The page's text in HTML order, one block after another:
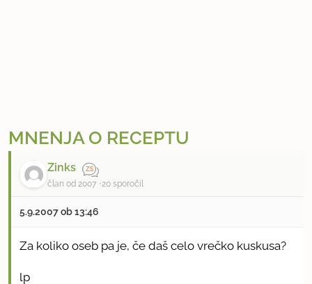
MNENJA O RECEPTU
Zinks
član od 2007 20 sporočil
5.9.2007 ob 13:46
Za koliko oseb pa je, če daš celo vrečko kuskusa?
lp